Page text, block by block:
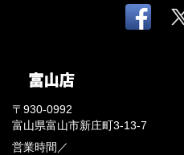
〒930-0992
富山県富山市新庄町3-13-7
営業時間／